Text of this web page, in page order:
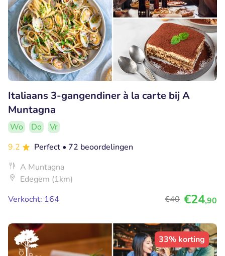
Italiaans 3-gangendiner à la carte bij A
Muntagna
Wo Do
Vr
9.2
Perfect • 72 beoordelingen
A Muntagna
Edegem (1km)
Verkocht: 164
€40 €24,90
33% korting